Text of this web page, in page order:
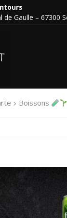
de Gaulle – 67300
Boissons